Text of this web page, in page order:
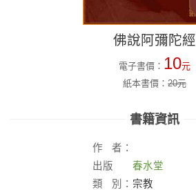
佛說阿彌陀經
電子書價： 10元
紙本書價： 20元
書籍資訊
作
者：
出版
社：
春水堂
類
別： 宗教